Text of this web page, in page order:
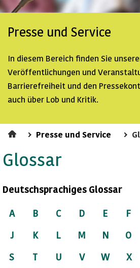
Presse und Service
In diesem Bereich finden Sie
Veröffentlichungen und
Barrierefreiheit und den
auch über Lob und Kritik.
Presse und Service
Glossar
Deutschsprachiges Glossar
A B C D E F
J K L M N O
S T U V W X